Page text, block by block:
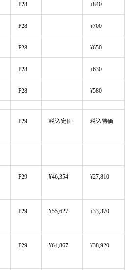
P28 ¥840
P28 ¥700
P28 ¥650
P28 ¥630
P28 ¥580
P29 税込定価 税込特価
P29 ¥46,354 ¥27,810
P29 ¥55,627 ¥33,370
P29 ¥64,867 ¥38,920